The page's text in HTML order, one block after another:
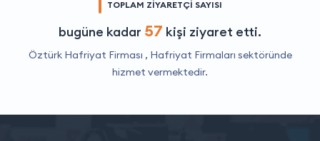
TOPLAM ZİYARETÇİ SAYISI
bugüne kadar 57 kişi ziyaret etti.
Öztürk Hafriyat Firması , Hafriyat Firmaları sektöründe
hizmet vermektedir.